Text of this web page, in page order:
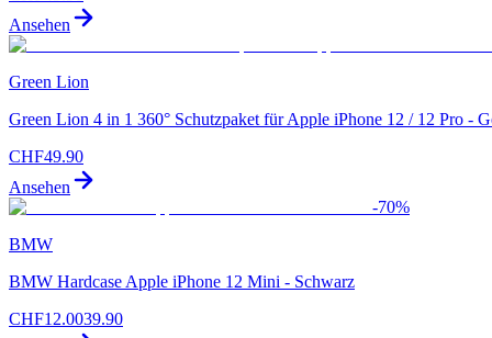
Ansehen
Green Lion
Green Lion 4 in 1 360° Schutzpaket für Apple iPhone 12 / 12 Pro -
CHF49.90
Ansehen
-70%
BMW
BMW Hardcase Apple iPhone 12 Mini - Schwarz
CHF12.0039.90